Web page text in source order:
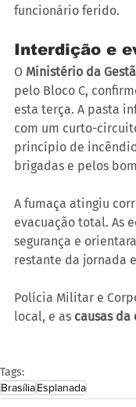
funcionário ferido.
Interdição e
O Ministério da
pelo Bloco C,
esta terça. A pasta
com um curto-
princípio de
brigadas e pelos
A fumaça atingiu
evacuação total. As
segurança e
restante da jornada
Polícia Militar e
local, e as causas da
Tags:
BrasíliaEsplanada